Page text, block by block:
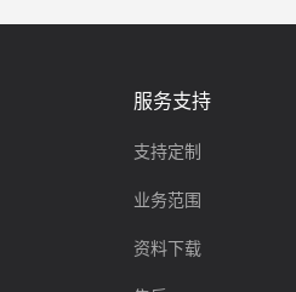
服务支持
支持定制
业务范围
资料下载